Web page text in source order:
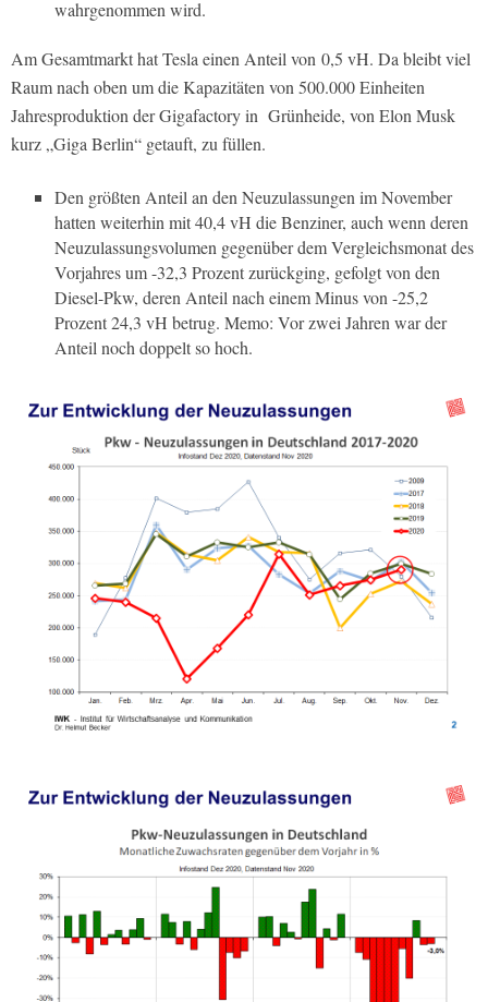
wahrgenommen wird.
Am Gesamtmarkt hat Tesla einen Anteil von 0,5 vH. Da bleibt viel
Raum nach oben um die Kapazitäten von 500.000 Einheiten
Jahresproduktion der Gigafactory in Grünheide, von Elon Musk
kurz „Giga Berlin“ getauft, zu füllen.
Den größten Anteil an den Neuzulassungen im November
hatten weiterhin mit 40,4 vH die Benziner, auch wenn deren
Neuzulassungsvolumen gegenüber dem Vergleichsmonat des
Vorjahres um -32,3 Prozent zurückging, gefolgt von den
Diesel-Pkw, deren Anteil nach einem Minus von -25,2
Prozent 24,3 vH betrug. Memo: Vor zwei Jahren war der
Anteil noch doppelt so hoch.